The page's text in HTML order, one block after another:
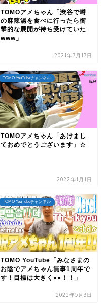
TOMOアメちゃん「渋谷で噂
の麻辣湯を食べに行ったら衝
撃的な展開が待ち受けていた
www」
2021年7月17日
TOMO YouTubeチャンネル
TOMOアメちゃん「あけまし
ておめでとうございます」☆
2022年1月1日
TOMO YouTubeチャンネル
TOMO YouTube「みなさまの
お陰でアメちゃん無事1周年で
す！目標は大きく●●！！」
2022年5月3日